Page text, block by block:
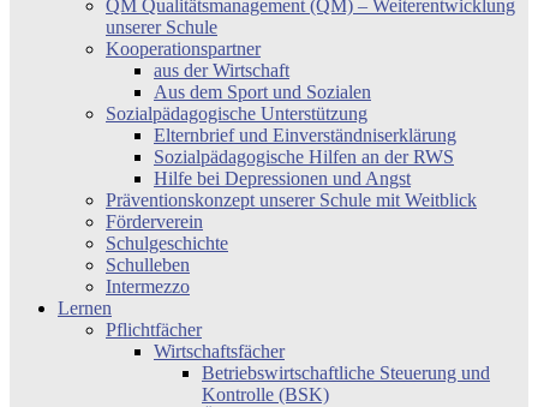
QM Qualitätsmanagement (QM) – Weiterentwicklung
unserer Schule
Kooperationspartner
aus der Wirtschaft
Aus dem Sport und Sozialen
Sozialpädagogische Unterstützung
Elternbrief und Einverständniserklärung
Sozialpädagogische Hilfen an der RWS
Hilfe bei Depressionen und Angst
Präventionskonzept unserer Schule mit Weitblick
Förderverein
Schulgeschichte
Schulleben
Intermezzo
Lernen
Pflichtfächer
Wirtschaftsfächer
Betriebswirtschaftliche Steuerung und
Kontrolle (BSK)